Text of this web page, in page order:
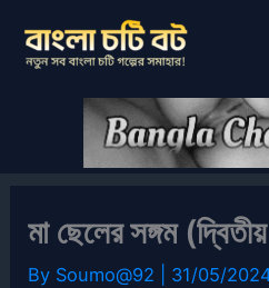
content
মা ছেলের সঙ্গম
By Soumo@92 31/05/